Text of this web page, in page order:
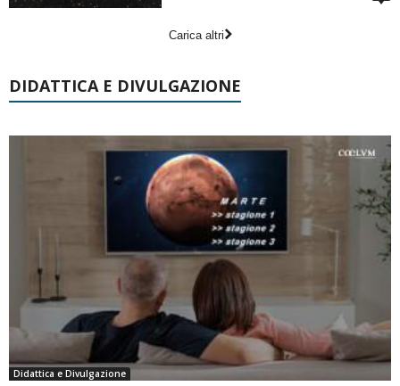
Carica altri
DIDATTICA E DIVULGAZIONE
Didattica e Divulgazione